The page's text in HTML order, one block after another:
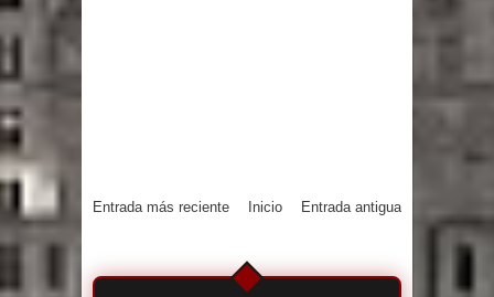
Entrada más reciente Entrada antigua
Inicio